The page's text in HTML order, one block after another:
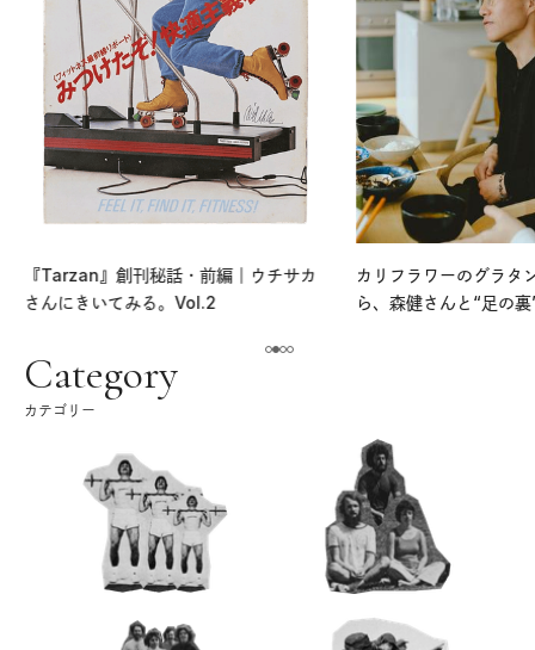
『Tarzan』創刊秘話・前編｜ウチサカ
さんにきいてみる。Vol.2
カリフラワーのグラタ
ら、森健さんと“足の
Category
カテゴリー